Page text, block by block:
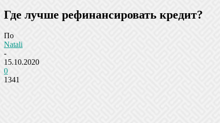
Где лучше рефинансировать кредит?
По
Natali
-
15.10.2020
0
1341